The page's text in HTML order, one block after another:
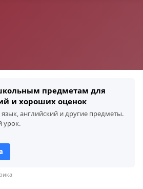
предметам для
и хороших оценок
английский и другие предметы.
урок.